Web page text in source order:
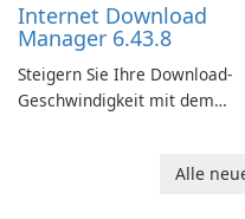
Internet Download
Manager 6.43.8
Steigern Sie Ihre Download-
Geschwindigkeit mit dem
Alle